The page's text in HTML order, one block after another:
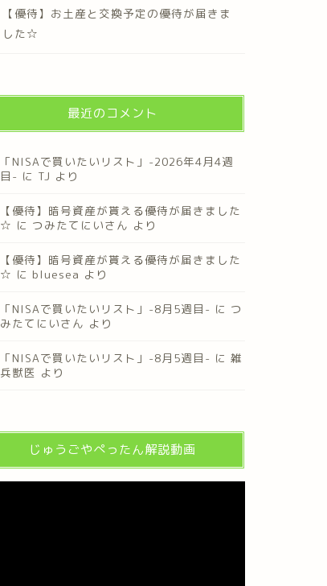
【優待】お土産と交換予定の優待が届きま
した☆
最近のコメント
「NISAで買いたいリスト」-2026年4月4週
目- に TJ より
【優待】暗号資産が貰える優待が届きました
☆ に つみたてにいさん より
【優待】暗号資産が貰える優待が届きました
☆ に bluesea より
「NISAで買いたいリスト」-8月5週目- に つ
みたてにいさん より
「NISAで買いたいリスト」-8月5週目- に 雑
兵獣医 より
じゅうごやぺったん解説動画